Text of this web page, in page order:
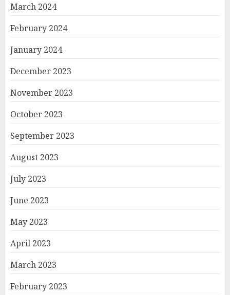
March 2024
February 2024
January 2024
December 2023
November 2023
October 2023
September 2023
August 2023
July 2023
June 2023
May 2023
April 2023
March 2023
February 2023